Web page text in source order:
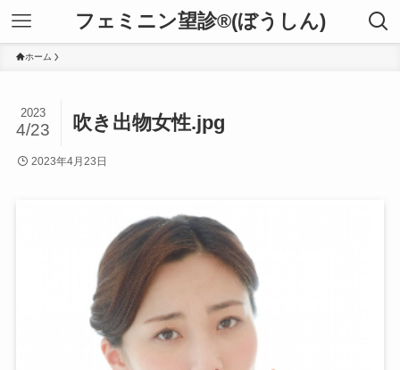
フェミニン望診®(ぼうしん)
ホーム
吹き出物女性.jpg
2023
4/23
2023年4月23日